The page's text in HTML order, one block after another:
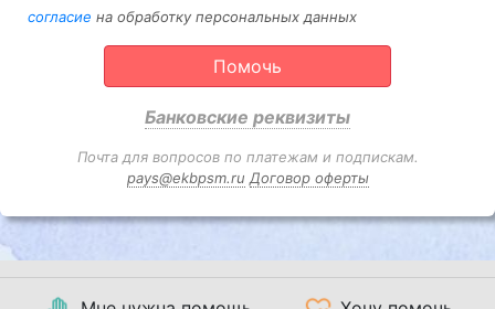
согласие на обработку персональных данных
Помочь
Банковские реквизиты
Почта для вопросов по платежам и подпискам.
pays@ekbpsm.ru Договор оферты